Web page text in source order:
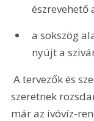
észrevehető
a sokszög
nyújt a
A tervezők és
szeretnek
már az ivóvíz-